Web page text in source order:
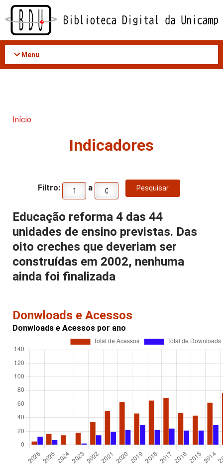
Acessar
conteúdo
Menu
Início
Indicadores
Filtro: a
Educação reforma 4 das 44
unidades de ensino previstas. Das
oito creches que deveriam ser
construídas em 2002, nenhuma
ainda foi finalizada
Donwloads e Acessos
Donwloads e Acessos por ano